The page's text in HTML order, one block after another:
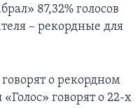
87,32% голосов
– рекордные для
о рекордном
говорят о 22-х